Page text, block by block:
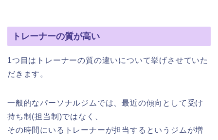
トレーナーの質が高い
1つ目はトレーナーの質の違いについて挙げさせていた
だきます。
一般的なパーソナルジムでは、最近の傾向として受け
持ち制(担当制)ではなく、
その時間にいるトレーナーが担当するというジムが増